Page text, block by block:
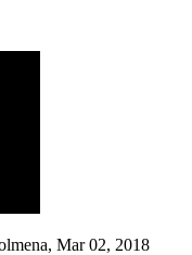
, Mar 02, 2018